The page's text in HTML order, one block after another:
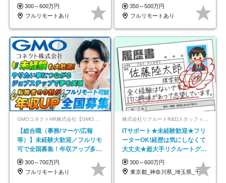
在宅勤務手当あり
300～600万円
フルリモートあり
以上
350～500万円
フルリモートあり
GMOコネクトHR株式会社【GMOインターネットグループ】
【総合職（事務/マーケ/広報
等）】未経験大歓迎／フルリモ
可で全国募集！年収アップ多数
★年休最大130日★
300～700万円
フルリモートあり
ITサポート★未経験歓迎★フリ
ーターOK!経歴は気にしなくて
大丈夫★超大手リクルートグル
ープの正社員/sg
300～600万円
東京都_神奈川県_埼玉県_千葉県_大阪府…